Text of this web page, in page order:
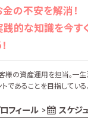
金の不安を解消！
践的な知識を今す
様の資産運用を担当。一
であることを目指している
フィール スケジ